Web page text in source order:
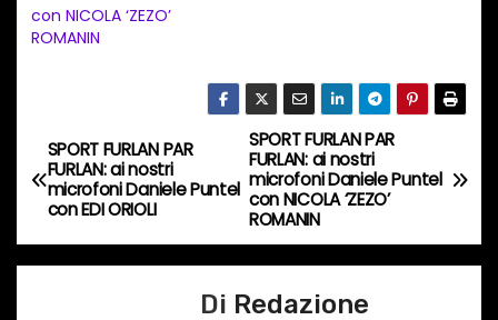
o
i
o
r
s
…
con NICOLA ‘ZEZO’
ROMANIN
N
a
v
SPORT FURLAN PAR
FURLAN: ai nostri
microfoni Daniele Puntel
con NICOLA ‘ZEZO’
ROMANIN
SPORT FURLAN PAR
FURLAN: ai nostri
microfoni Daniele Puntel
con EDI ORIOLI
Di Redazione